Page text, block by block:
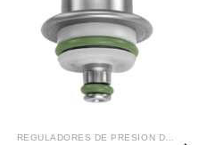
Add to
wishlist